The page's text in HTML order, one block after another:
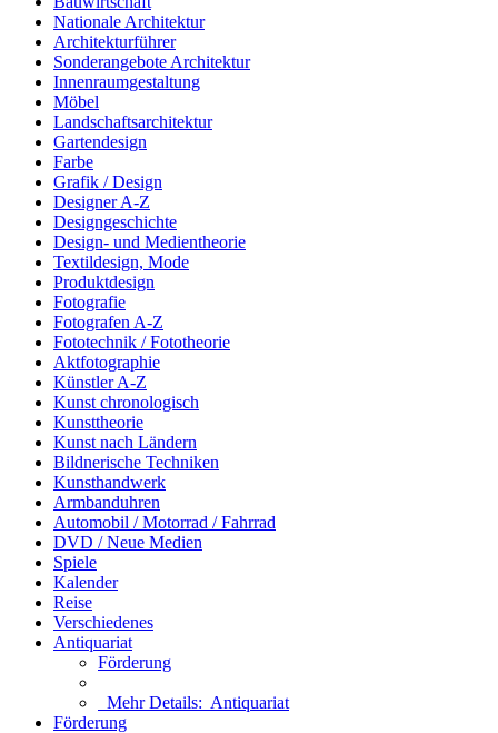
Nationale Architektur
Architekturführer
Sonderangebote Architektur
Innenraumgestaltung
Möbel
Landschaftsarchitektur
Gartendesign
Farbe
Grafik / Design
Designer A-Z
Designgeschichte
Design- und Medientheorie
Textildesign, Mode
Produktdesign
Fotografie
Fotografen A-Z
Fototechnik / Fototheorie
Aktfotographie
Künstler A-Z
Kunst chronologisch
Kunsttheorie
Kunst nach Ländern
Bildnerische Techniken
Kunsthandwerk
Armbanduhren
Automobil / Motorrad / Fahrrad
DVD / Neue Medien
Spiele
Kalender
Reise
Verschiedenes
Antiquariat
Förderung
Mehr Details: Antiquariat
Förderung